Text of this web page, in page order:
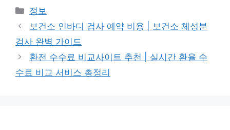
카
테
리
정보
보건소 인바디 검사 예약 비용 | 보건소 체성분
검사 완벽 가이드
환전 수수료 비교사이트 추천 | 실시간 환율 수
수료 비교 서비스 총정리